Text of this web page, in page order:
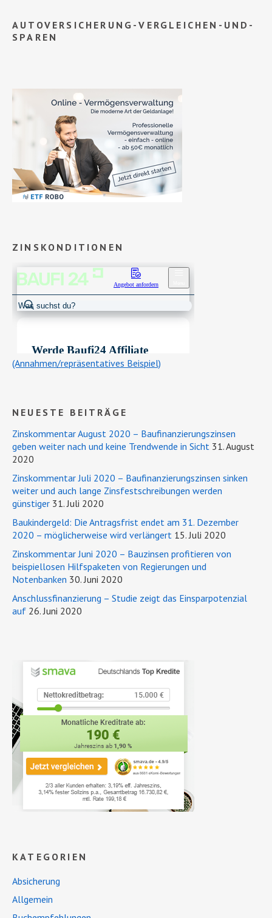
AUTOVERSICHERUNG-VERGLEICHEN-UND-
SPAREN
ZINSKONDITIONEN
(Annahmen/repräsentatives Beispiel)
NEUESTE BEITRÄGE
Zinskommentar August 2020 – Baufinanzierungszinsen
geben weiter nach und keine Trendwende in Sicht 31. August
2020
Zinskommentar Juli 2020 – Baufinanzierungszinsen sinken
weiter und auch lange Zinsfestschreibungen werden
günstiger 31. Juli 2020
Baukindergeld: Die Antragsfrist endet am 31. Dezember
2020 – möglicherweise wird verlängert 15. Juli 2020
Zinskommentar Juni 2020 – Bauzinsen profitieren von
beispiellosen Hilfspaketen von Regierungen und
Notenbanken 30. Juni 2020
Anschlussfinanzierung – Studie zeigt das Einsparpotenzial
auf 26. Juni 2020
KATEGORIEN
Absicherung
Allgemein